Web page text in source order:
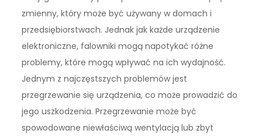
zmienny, który może być używany w domach i
przedsiębiorstwach. Jednak jak każde urządzenie
elektroniczne, falowniki mogą napotykać różne
problemy, które mogą wpływać na ich wydajność.
Jednym z najczęstszych problemów jest
przegrzewanie się urządzenia, co może prowadzić do
jego uszkodzenia. Przegrzewanie może być
spowodowane niewłaściwą wentylacją lub zbyt